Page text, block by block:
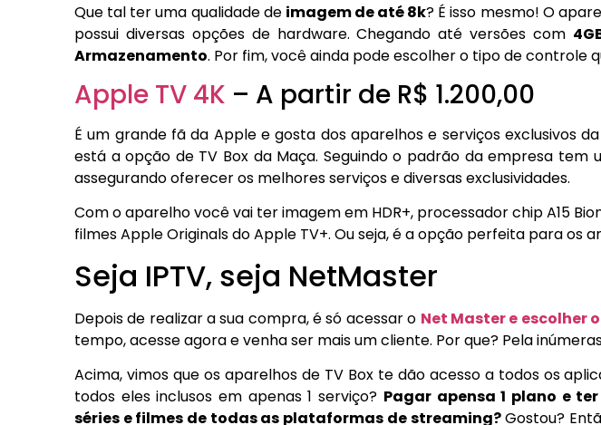
Que tal ter uma qualidade de imagem de até 8k? É isso mesmo! O
possui diversas opções de hardware. Chegando até versões com
Armazenamento. Por fim, você ainda pode escolher o tipo de controle
Apple TV 4K – A partir de R$ 1.200,00
É um grande fã da Apple e gosta dos aparelhos e serviços exclusivos
está a opção de TV Box da Maça. Seguindo o padrão da empresa tem
assegurando oferecer os melhores serviços e diversas exclusividades.
Com o aparelho você vai ter imagem em HDR+, processador chip A15
filmes Apple Originals do Apple TV+. Ou seja, é a opção perfeita para os
Seja IPTV, seja NetMaster
Depois de realizar a sua compra, é só acessar o Net Master e escolher
tempo, acesse agora e venha ser mais um cliente. Por que? Pela
Acima, vimos que os aparelhos de TV Box te dão acesso a todos os
todos eles inclusos em apenas 1 serviço? Pagar apensa 1 plano e
séries e filmes de todas as plataformas de streaming?Gostou?